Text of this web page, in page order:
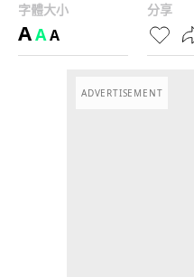
字體大小
AAA
分享
ADVERTISEMENT